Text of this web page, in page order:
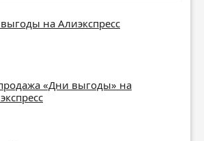
на Алиэкспресс
«Дни выгоды» на